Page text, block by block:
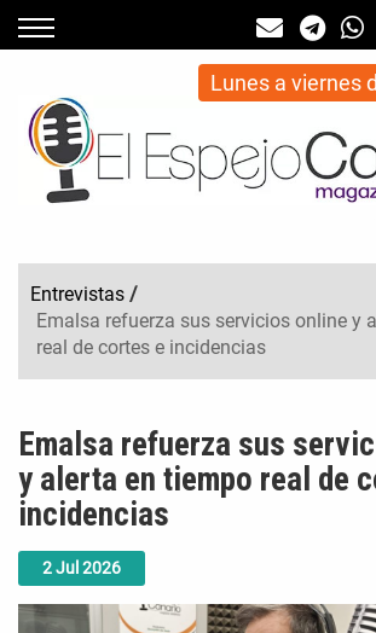
Lunes a viernes
Entrevistas /
Emalsa refuerza sus servicios online y
real de cortes e incidencias
2Jul 2026
Emalsa refuerza sus
y alerta en tiempo real de
incidencias